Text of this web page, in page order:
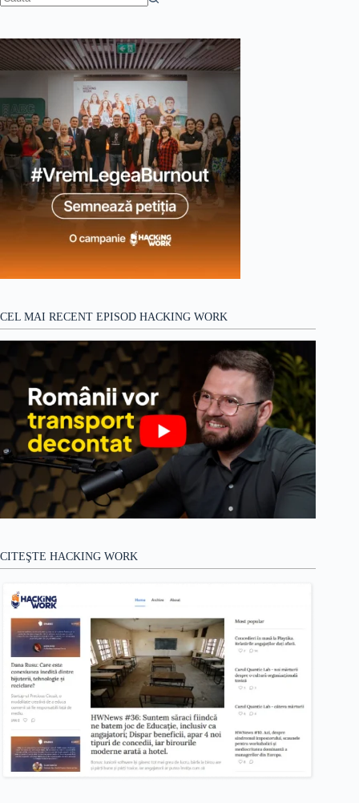
globală?
CEL MAI RECENT EPISOD HACKING WORK
CITEŞTE HACKING WORK